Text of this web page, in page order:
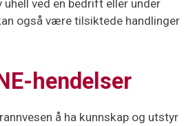
uhell ved en bedrift eller under
også være tilsiktede handlinger
hendelser
å ha kunnskap og utstyr